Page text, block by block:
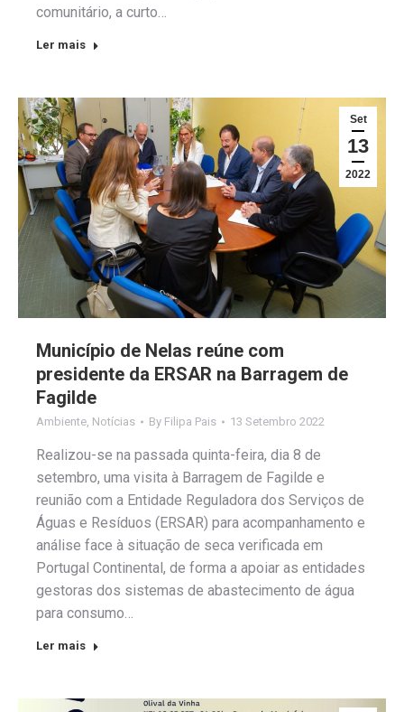
comunitário, a curto…
Ler mais
Set
13
2022
Município de Nelas reúne com
presidente da ERSAR na Barragem de
Fagilde
Ambiente, Notícias By Filipa Pais 13 Setembro 2022
Realizou-se na passada quinta-feira, dia 8 de
setembro, uma visita à Barragem de Fagilde e
reunião com a Entidade Reguladora dos Serviços de
Águas e Resíduos (ERSAR) para acompanhamento e
análise face à situação de seca verificada em
Portugal Continental, de forma a apoiar as entidades
gestoras dos sistemas de abastecimento de água
para consumo…
Ler mais